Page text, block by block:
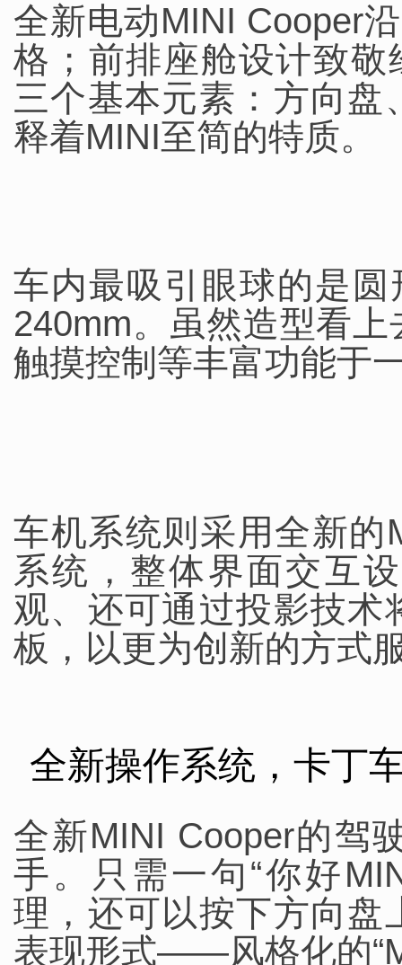
全新电动MINI Cooper
格；前排座舱设计致
三个基本元素：方向盘
释着MINI至简的特质。
车内最吸引眼球的是
240mm。虽然造型看
触摸控制等丰富功能于
车机系统则采用全新的
系统，整体界面交互
观、还可通过投影技术
板，以更为创新的方式
全新操作系统，卡丁
全新MINI Cooper的驾
手。只需一句“你好
理，还可以按下方向盘
表现形式——风格化的